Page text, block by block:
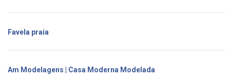
Favela praia
Am Modelagens | Casa Moderna Modelada